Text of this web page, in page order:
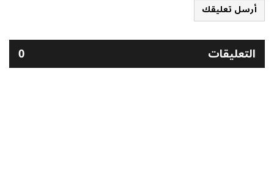
أرسل تعليقك
التعليقات 0